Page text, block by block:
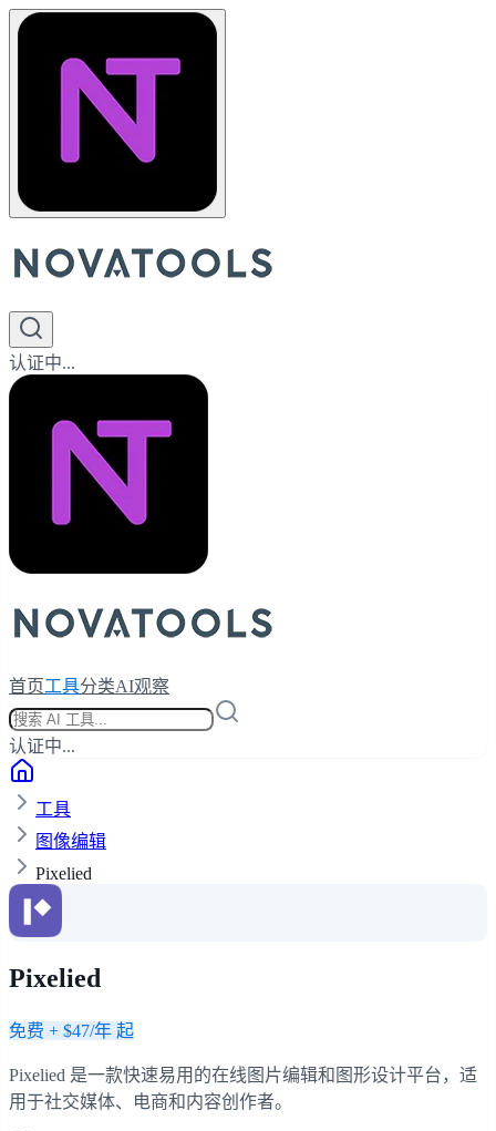
认证中...
首页工具分类AI观察
认证中...
工具
图像编辑
Pixelied
Pixelied
免费 + $47/年 起
Pixelied 是一款快速易用的在线图片编辑和图形设计平台，适
用于社交媒体、电商和内容创作者。